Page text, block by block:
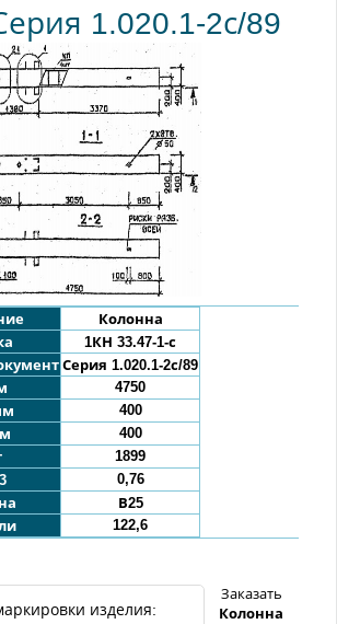
1.020.1-2с/89
Колонна
1КН 33.47-1-с
Серия 1.020.1-2с/89
4750
400
400
1899
0,76
В25
122,6
изделия:
Заказать
Колонна